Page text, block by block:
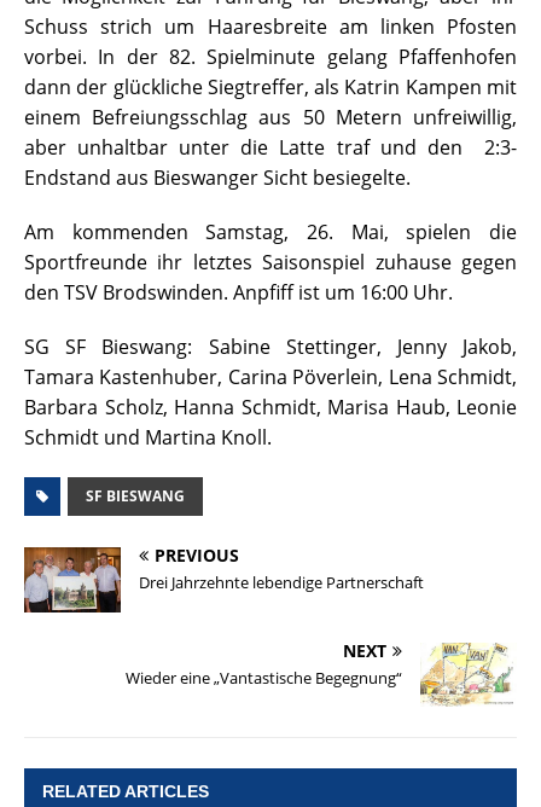
Schuss strich um Haaresbreite am linken Pfosten
vorbei. In der 82. Spielminute gelang Pfaffenhofen
dann der glückliche Siegtreffer, als Katrin Kampen mit
einem Befreiungsschlag aus 50 Metern unfreiwillig,
aber unhaltbar unter die Latte traf und den 2:3-
Endstand aus Bieswanger Sicht besiegelte.
Am kommenden Samstag, 26. Mai, spielen die
Sportfreunde ihr letztes Saisonspiel zuhause gegen
den TSV Brodswinden. Anpfiff ist um 16:00 Uhr.
SG SF Bieswang: Sabine Stettinger, Jenny Jakob,
Tamara Kastenhuber, Carina Pöverlein, Lena Schmidt,
Barbara Scholz, Hanna Schmidt, Marisa Haub, Leonie
Schmidt und Martina Knoll.
SF BIESWANG
PREVIOUS
Drei Jahrzehnte lebendige Partnerschaft
NEXT
Wieder eine „Vantastische Begegnung“
RELATED ARTICLES